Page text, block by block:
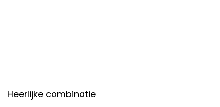
Heerlijke combinatie